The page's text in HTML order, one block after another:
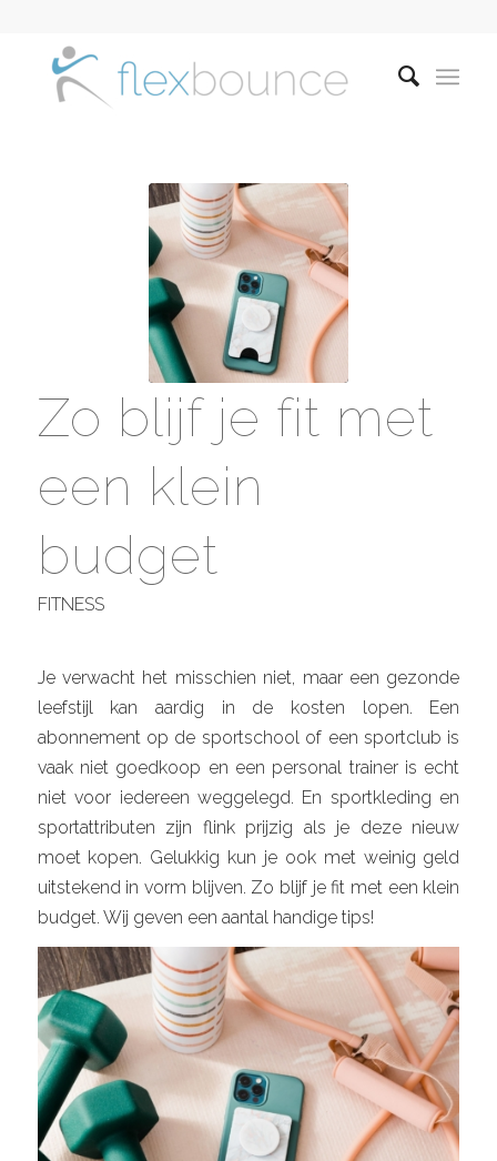
Zo blijf je fit met
een klein
budget
FITNESS
Je verwacht het misschien niet, maar een gezonde
leefstijl kan aardig in de kosten lopen. Een
abonnement op de sportschool of een sportclub is
vaak niet goedkoop en een personal trainer is echt
niet voor iedereen weggelegd. En sportkleding en
sportattributen zijn flink prijzig als je deze nieuw
moet kopen. Gelukkig kun je ook met weinig geld
uitstekend in vorm blijven. Zo blijf je fit met een klein
budget. Wij geven een aantal handige tips!